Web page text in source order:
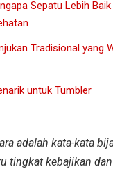
Sepatu Lebih
Tradisional yang
untuk Tumbler
adalah kata-kata
tingkat kebajikan